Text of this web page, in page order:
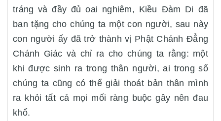
tráng và đầy đủ oai nghiêm, Kiều Đàm Di đã
ban tặng cho chúng ta một con người, sau này
con người ấy đã trở thành vị Phật Chánh Đẳng
Chánh Giác và chỉ ra cho chúng ta rằng: một
khi được sinh ra trong thân người, ai trong số
chúng ta cũng có thể giải thoát bản thân mình
ra khỏi tất cả mọi mối ràng buộc gây nên đau
khổ.